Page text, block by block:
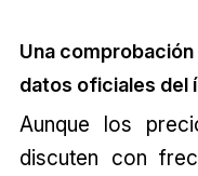
Una
datos oficiales del
Aunque los
discuten con